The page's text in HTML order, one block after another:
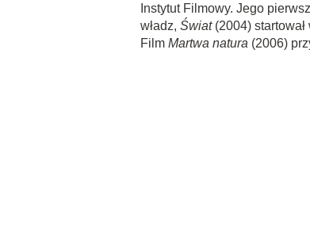
Instytut Filmowy. Jego
władz, Świat(2004) startował
Film Martwa natura (2006)